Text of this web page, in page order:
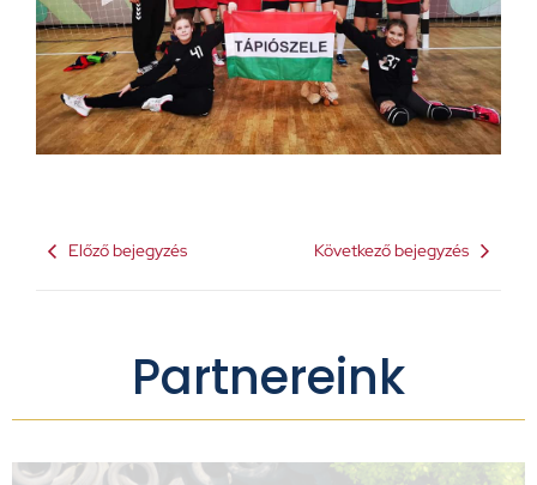
Előző bejegyzés Következő bejegyzés
Partnereink